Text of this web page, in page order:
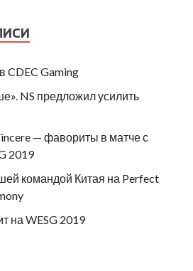
CDEC Gaming
NS предложил усилить
— фавориты в матче с
2019
командой Китая на Perfect
на WESG 2019